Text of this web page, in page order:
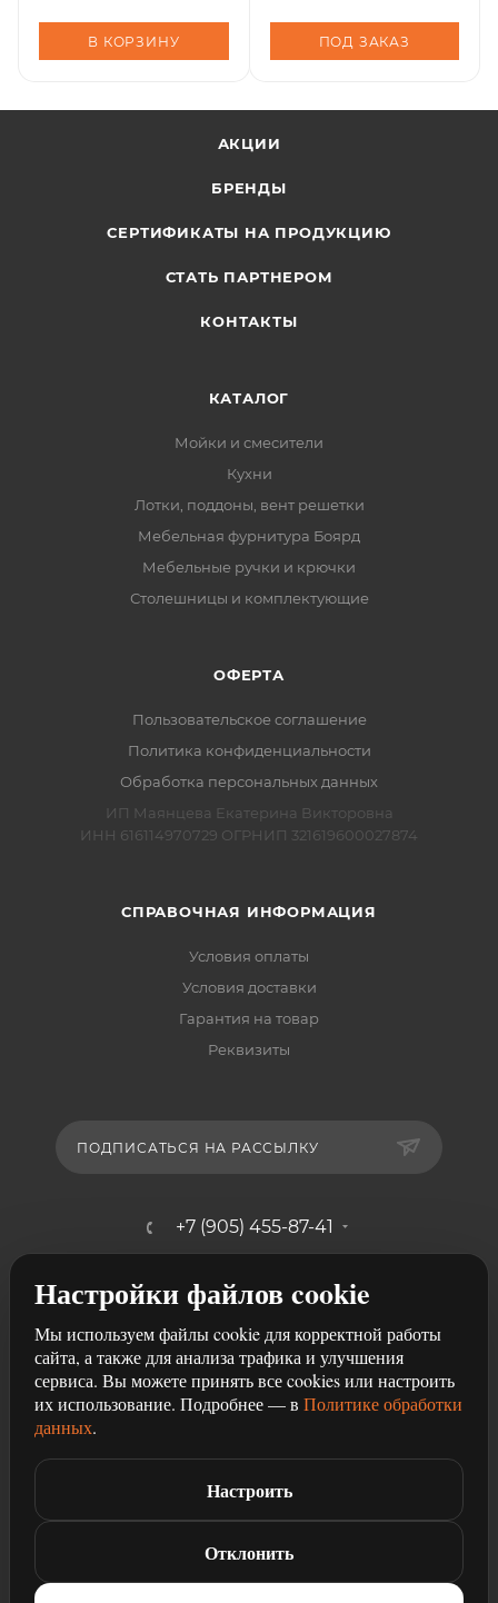
В КОРЗИНУ ПОД ЗАКАЗ
АКЦИИ
БРЕНДЫ
СЕРТИФИКАТЫ НА ПРОДУКЦИЮ
СТАТЬ ПАРТНЕРОМ
КОНТАКТЫ
КАТАЛОГ
Мойки и смесители
Кухни
Лотки, поддоны, вент решетки
Мебельная фурнитура Боярд
Мебельные ручки и крючки
Столешницы и комплектующие
ОФЕРТА
Пользовательское соглашение
Политика конфиденциальности
Обработка персональных данных
ИП Маянцева Екатерина Викторовна
ИНН 616114970729 ОГРНИП 321619600027874
СПРАВОЧНАЯ ИНФОРМАЦИЯ
Условия оплаты
Условия доставки
Гарантия на товар
Реквизиты
ПОДПИСАТЬСЯ НА РАССЫЛКУ
+7 (905) 455-87-41
г. Ростов-на-Дону, ул. Щербакова,
107/29
2026 © Разработка и продвижение сайта
Студия рекламы
Настройки файлов cookie
Мы используем файлы cookie для корректной работы
сайта, а также для анализа трафика и улучшения
сервиса. Вы можете принять все cookies или настроить
их использование. Подробнее — в Политике обработки
данных.
Настроить
Отклонить